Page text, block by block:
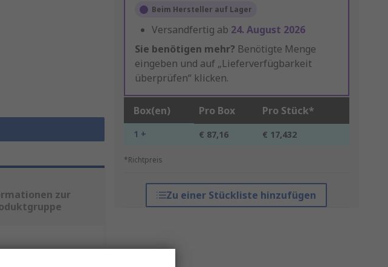
Beim Hersteller auf Lager
Versandfertig ab 24. August 2026
Sie benötigen mehr? Benötigte Menge
eingeben und auf „Lieferverfügbarkeit
überprüfen“ klicken.
Box(en) Pro Box Pro Stück*
1 + € 87,16 € 17,432
*Richtpreis
Zu einer Stückliste hinzufügen
zur